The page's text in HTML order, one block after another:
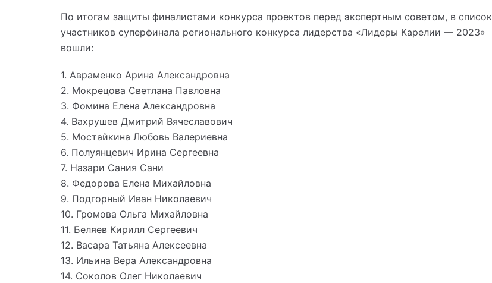
По итогам защиты финалистами конкурса проектов перед экспертным советом, в список
участников суперфинала регионального конкурса лидерства «Лидеры Карелии — 2023»
вошли:
1. Авраменко Арина Александровна
2. Мокрецова Светлана Павловна
3. Фомина Елена Александровна
4. Вахрушев Дмитрий Вячеславович
5. Мостайкина Любовь Валериевна
6. Полуянцевич Ирина Сергеевна
7. Назари Сания Сани
8. Федорова Елена Михайловна
9. Подгорный Иван Николаевич
10. Громова Ольга Михайловна
11. Беляев Кирилл Сергеевич
12. Васара Татьяна Алексеевна
13. Ильина Вера Александровна
14. Соколов Олег Николаевич